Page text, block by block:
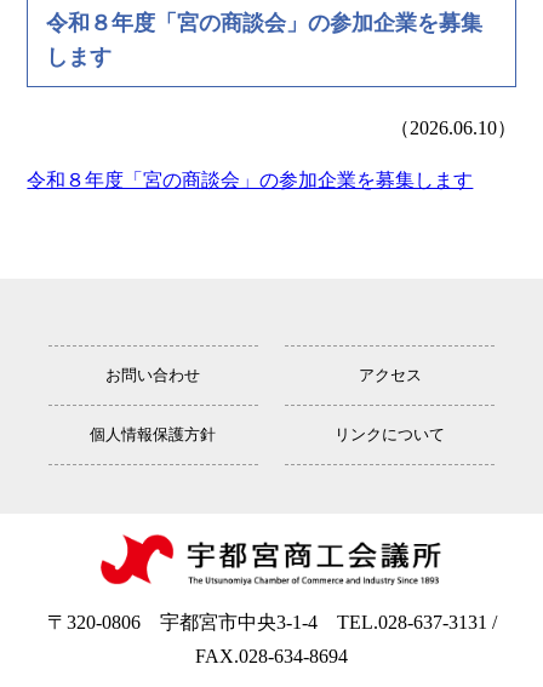
令和８年度「宮の商談会」の参加企業を募集
します
（2026.06.10）
令和８年度「宮の商談会」の参加企業を募集します
お問い合わせ アクセス
個人情報保護方針 リンクについて
〒320-0806 宇都宮市中央3-1-4 TEL.028-637-3131 /
FAX.028-634-8694